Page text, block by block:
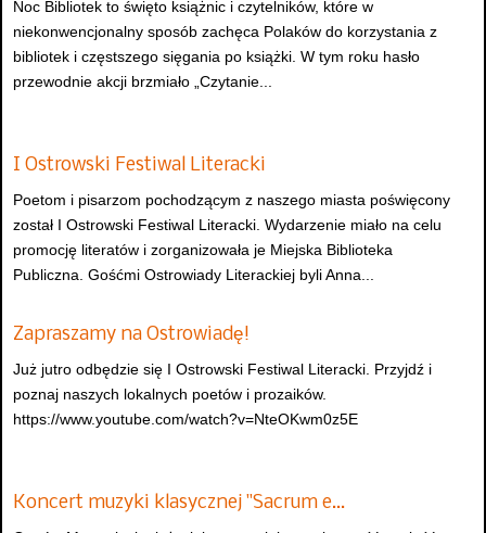
Noc Bibliotek to święto książnic i czytelników, które w
niekonwencjonalny sposób zachęca Polaków do korzystania z
bibliotek i częstszego sięgania po książki. W tym roku hasło
przewodnie akcji brzmiało „Czytanie...
I Ostrowski Festiwal Literacki
Poetom i pisarzom pochodzącym z naszego miasta poświęcony
został I Ostrowski Festiwal Literacki. Wydarzenie miało na celu
promocję literatów i zorganizowała je Miejska Biblioteka
Publiczna. Gośćmi Ostrowiady Literackiej byli Anna...
Zapraszamy na Ostrowiadę!
Już jutro odbędzie się I Ostrowski Festiwal Literacki. Przyjdź i
poznaj naszych lokalnych poetów i prozaików.
https://www.youtube.com/watch?v=NteOKwm0z5E
Koncert muzyki klasycznej "Sacrum e…